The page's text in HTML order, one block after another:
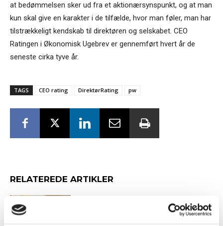
at bedømmelsen sker ud fra et aktionærsynspunkt, og at man
kun skal give en karakter i de tilfælde, hvor man føler, man har
tilstrækkeligt kendskab til direktøren og selskabet. CEO
Ratingen i Økonomisk Ugebrev er gennemført hvert år de
seneste cirka tyve år.
TAGS CEO rating DirektørRating pw
RELATEREDE ARTIKLER